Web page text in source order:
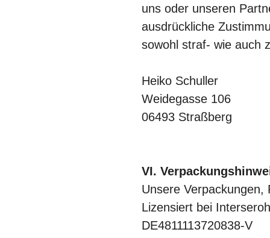
uns oder unseren
ausdrückliche
sowohl straf- wie auch
Heiko Schuller
Weidegasse 106
06493 Straßberg
VI.
Unsere Verpackungen,
Lizensiert bei
DE4811113720838-V